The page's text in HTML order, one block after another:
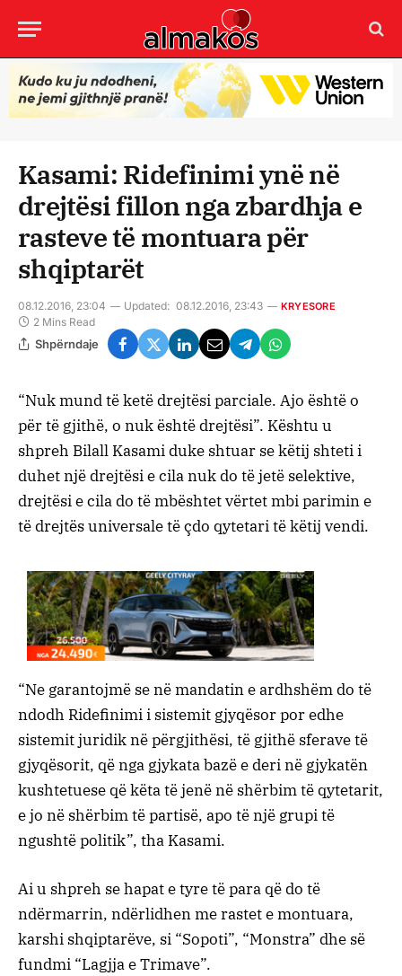
Kasami: Ridefinimi ynë në
drejtësi fillon nga zbardhja e
rasteve të montuara për
shqiptarët
08.12.2016, 23:04 Updated: 08.12.2016, 23:43 KRYESORE
2 Mins Read
Shpërndaje
“Nuk mund të ketë drejtësi parciale. Ajo është o
për të gjithë, o nuk është drejtësi”. Kështu u
shpreh Bilall Kasami duke shtuar se këtij shteti i
duhet një drejtësi e cila nuk do të jetë selektive,
drejtësi e cila do të mbështet vërtet mbi parimin e
të drejtës universale të çdo qytetari të këtij vendi.
“Ne garantojmë se në mandatin e ardhshëm do të
ndodh Ridefinimi i sistemit gjyqësor por edhe
sistemit juridik në përgjithësi, të gjithë sferave të
gjyqësorit, që nga gjykata bazë e deri në gjykatën
kushtetuese që këta të jenë në shërbim të qytetarit,
e jo në shërbim të partisë, apo të një grupi të
ngushtë politik”, tha Kasami.
Ai u shpreh se hapat e tyre të para që do të
ndërmarrin, ndërlidhen me rastet e montuara,
karshi shqiptarëve, si “Sopoti”, “Monstra” dhe së
fundmi “Lagjja e Trimave”.